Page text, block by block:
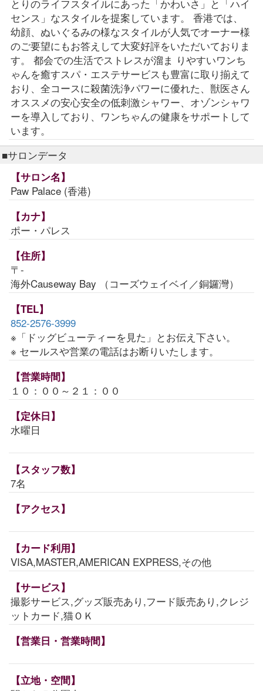
とりのライフスタイルにあった「かわいさ」と「ハイ
センス」なスタイルを提案しています。 香港では、
幼顔、ぬいぐるみの様なスタイルが人気でオーナー様
のご要望にもお答えして大変好評をいただいておりま
す。 都会での生活でストレスが溜ま りやすいワンち
ゃんを癒すスパ・エステサービスも豊富に取り揃えて
おり、全コースに殺菌洗浄パワーに優れた、獣医さん
オススメの安心安全の低刺激シャワー、オゾンシャワ
ーを導入しており、ワンちゃんの健康をサポートして
います。
■サロンデータ
【サロン名】
Paw Palace (香港)
【カナ】
ポー・パレス
【住所】
〒-
海外Causeway Bay （コーズウェイベイ／銅鑼灣）
【TEL】
852-2576-3999
※「ドッグビューティーを見た」とお伝え下さい。
※ セールスや営業の電話はお断りいたします。
【営業時間】
１０：００～２１：００
【定休日】
水曜日
【スタッフ数】
7名
【アクセス】
【カード利用】
VISA,MASTER,AMERICAN EXPRESS,その他
【サービス】
撮影サービス,グッズ販売あり,フード販売あり,クレジ
ットカード,猫ＯＫ
【営業日・営業時間】
【立地・空間】